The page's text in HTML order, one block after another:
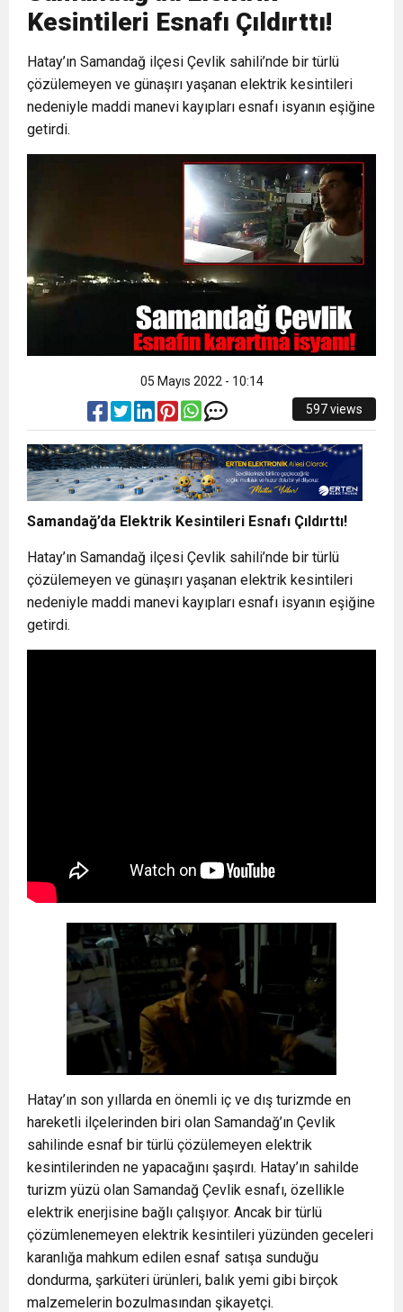
Cumhuriyet, Türk Milletinin Özgürlük
ve Onur Nişanesidir
6:19
CUMHURİYET BAYRAMI MESAJI
17:36 KURUMLAR VERGİSİ ERTELENDİ
CEYLANDERE’DE BAŞKAN EMRAH
KARAÇAY’A SEVGİ SELİ
18:22 BAŞKAN SAMİ ÜSTÜN’DEN
GÖNÜLLERE DOKUNAN ZİYARET
Kesintileri Esnafı Çıldırttı!
Hatay’ın Samandağ ilçesi Çevlik sahili’nde bir türlü
çözülemeyen ve günaşırı yaşanan elektrik kesintileri
nedeniyle maddi manevi kayıpları esnafı isyanın eşiğine
getirdi.
05 Mayıs 2022 - 10:14
597 views
Samandağ’da Elektrik Kesintileri Esnafı Çıldırttı!
Hatay’ın Samandağ ilçesi Çevlik sahili’nde bir türlü
çözülemeyen ve günaşırı yaşanan elektrik kesintileri
nedeniyle maddi manevi kayıpları esnafı isyanın eşiğine
getirdi.
Hatay’ın son yıllarda en önemli iç ve dış turizmde en
hareketli ilçelerinden biri olan Samandağ’ın Çevlik
sahilinde esnaf bir türlü çözülemeyen elektrik
kesintilerinden ne yapacağını şaşırdı. Hatay’ın sahilde
turizm yüzü olan Samandağ Çevlik esnafı, özellikle
elektrik enerjisine bağlı çalışıyor. Ancak bir türlü
çözümlenemeyen elektrik kesintileri yüzünden geceleri
karanlığa mahkum edilen esnaf satışa sunduğu
dondurma, şarküteri ürünleri, balık yemi gibi birçok
malzemelerin bozulmasından şikayetçi.